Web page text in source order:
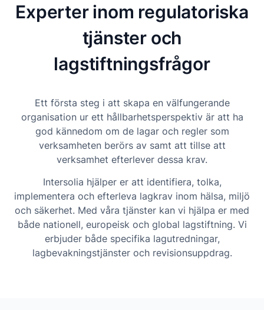
Experter inom regulatoriska
tjänster och
lagstiftningsfrågor
Ett första steg i att skapa en välfungerande
organisation ur ett hållbarhetsperspektiv är att ha
god kännedom om de lagar och regler som
verksamheten berörs av samt att tillse att
verksamhet efterlever dessa krav.
Intersolia hjälper er att identifiera, tolka,
implementera och efterleva lagkrav inom hälsa, miljö
och säkerhet. Med våra tjänster kan vi hjälpa er med
både nationell, europeisk och global lagstiftning. Vi
erbjuder både specifika lagutredningar,
lagbevakningstjänster och revisionsuppdrag.